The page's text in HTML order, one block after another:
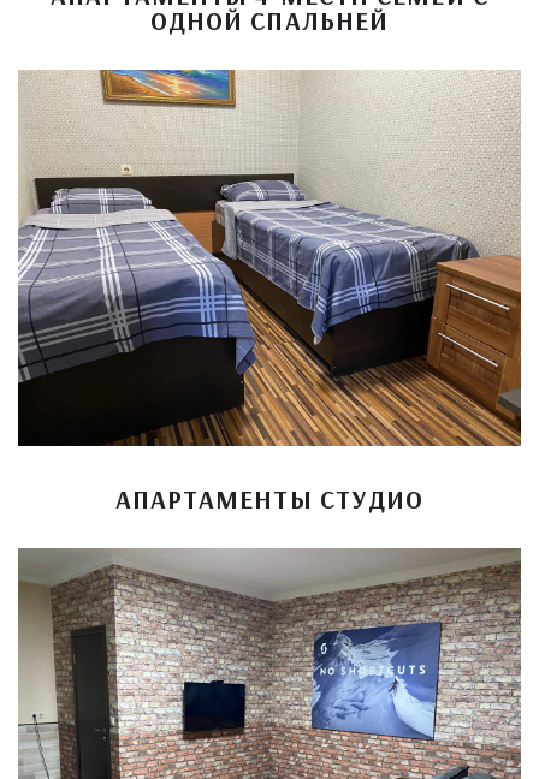
ОДНОЙ СПАЛЬНЕЙ
АПАРТАМЕНТЫ СТУДИО